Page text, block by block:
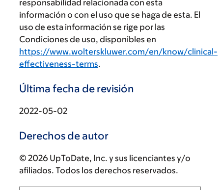
responsabilidad relacionada con esta
información o con el uso que se haga de esta. El
uso de esta información se rige por las
Condiciones de uso, disponibles en
https://www.wolterskluwer.com/en/know/clinical-
effectiveness-terms.
Última fecha de revisión
2022-05-02
Derechos de autor
© 2026 UpToDate, Inc. y sus licenciantes y/o
afiliados. Todos los derechos reservados.